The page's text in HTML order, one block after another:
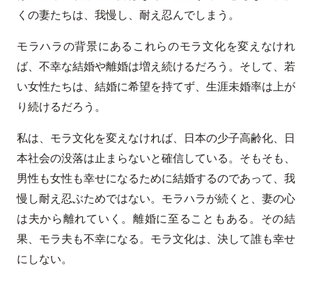
くの妻たちは、我慢し、耐え忍んでしまう。
モラハラの背景にあるこれらのモラ文化を変えなけれ
ば、不幸な結婚や離婚は増え続けるだろう。そして、若
い女性たちは、結婚に希望を持てず、生涯未婚率は上が
り続けるだろう。
私は、モラ文化を変えなければ、日本の少子高齢化、日
本社会の没落は止まらないと確信している。そもそも、
男性も女性も幸せになるために結婚するのであって、我
慢し耐え忍ぶためではない。モラハラが続くと、妻の心
は夫から離れていく。離婚に至ることもある。その結
果、モラ夫も不幸になる。モラ文化は、決して誰も幸せ
にしない。